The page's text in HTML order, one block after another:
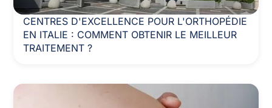
CENTRES D'EXCELLENCE POUR L'ORTHOPÉDIE
EN ITALIE : COMMENT OBTENIR LE MEILLEUR
TRAITEMENT ?